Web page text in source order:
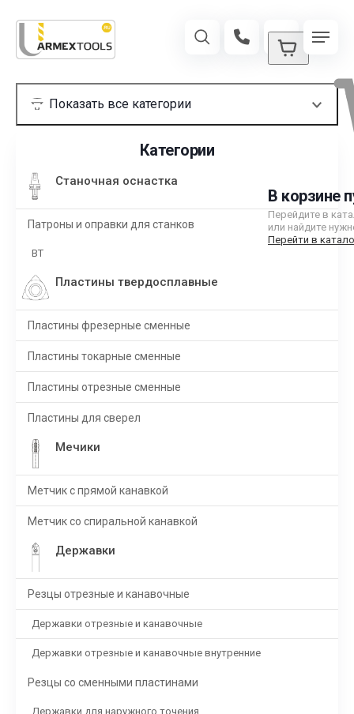
В корзине
Перейдите в
или найдите
Перейти в
Категории
Станочная оснастка
Патроны и оправки для станков
BT
Пластины твердосплавные
Пластины фрезерные сменные
Пластины токарные сменные
Пластины отрезные сменные
Пластины для сверел
Мечики
Метчик с прямой канавкой
Метчик со спиральной канавкой
Державки
Резцы отрезные и канавочные
Державки отрезные и канавочные
Державки отрезные и канавочные внутренние
Резцы со сменными пластинами
Державки для наружного точения